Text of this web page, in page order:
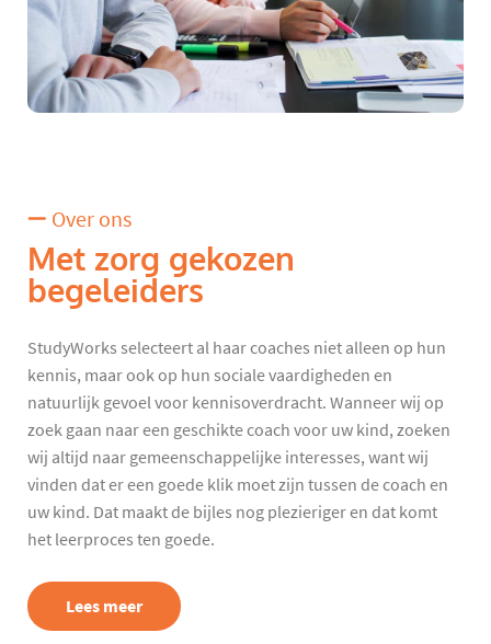
Over ons
Met zorg gekozen
begeleiders
StudyWorks selecteert al haar coaches niet alleen op hun
kennis, maar ook op hun sociale vaardigheden en
natuurlijk gevoel voor kennisoverdracht. Wanneer wij op
zoek gaan naar een geschikte coach voor uw kind, zoeken
wij altijd naar gemeenschappelijke interesses, want wij
vinden dat er een goede klik moet zijn tussen de coach en
uw kind. Dat maakt de bijles nog plezieriger en dat komt
het leerproces ten goede.
Lees meer